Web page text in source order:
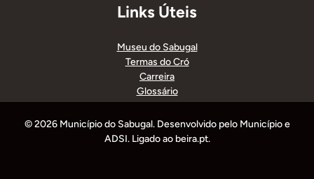
Links Úteis
Museu do Sabugal
Termas do Cró
Carreira
Glossário
© 2026 Município do Sabugal. Desenvolvido pelo Município e
ADSI. Ligado ao beira.pt.